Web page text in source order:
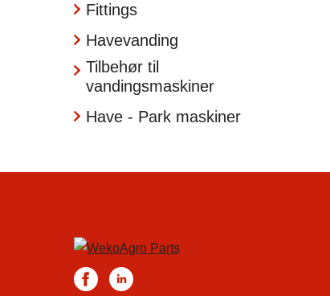
Fittings
Havevanding
Tilbehør til
vandingsmaskiner
Have - Park maskiner